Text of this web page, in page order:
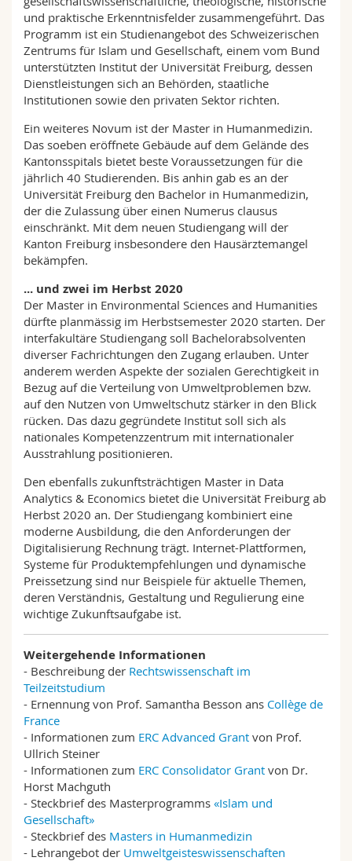
und praktische Erkenntnisfelder zusammengeführt. Das
Programm ist ein Studienangebot des Schweizerischen
Zentrums für Islam und Gesellschaft, einem vom Bund
unterstützten Institut der Universität Freiburg, dessen
Dienstleistungen sich an Behörden, staatliche
Institutionen sowie den privaten Sektor richten.
Ein weiteres Novum ist der Master in Humanmedizin.
Das soeben eröffnete Gebäude auf dem Gelände des
Kantonsspitals bietet beste Voraussetzungen für die
jährlich 40 Studierenden. Bis anhin gab es an der
Universität Freiburg den Bachelor in Humanmedizin,
der die Zulassung über einen Numerus clausus
einschränkt. Mit dem neuen Studiengang will der
Kanton Freiburg insbesondere den Hausärztemangel
bekämpfen.
... und zwei im Herbst 2020
Der Master in Environmental Sciences and Humanities
dürfte planmässig im Herbstsemester 2020 starten. Der
interfakultäre Studiengang soll Bachelorabsolventen
diverser Fachrichtungen den Zugang erlauben. Unter
anderem werden Aspekte der sozialen Gerechtigkeit in
Bezug auf die Verteilung von Umweltproblemen bzw.
auf den Nutzen von Umweltschutz stärker in den Blick
rücken. Das dazu gegründete Institut soll sich als
nationales Kompetenzzentrum mit internationaler
Ausstrahlung positionieren.
Den ebenfalls zukunftsträchtigen Master in Data
Analytics & Economics bietet die Universität Freiburg ab
Herbst 2020 an. Der Studiengang kombiniert eine
moderne Ausbildung, die den Anforderungen der
Digitalisierung Rechnung trägt. Internet-Plattformen,
Systeme für Produktempfehlungen und dynamische
Preissetzung sind nur Beispiele für aktuelle Themen,
deren Verständnis, Gestaltung und Regulierung eine
wichtige Zukunftsaufgabe ist.
Weitergehende Informationen
- Beschreibung der Rechtswissenschaft im
Teilzeitstudium
- Ernennung von Prof. Samantha Besson ans Collège de
France
- Informationen zum ERC Advanced Grant von Prof.
Ullrich Steiner
- Informationen zum ERC Consolidator Grant von Dr.
Horst Machguth
- Steckbrief des Masterprogramms «Islam und
Gesellschaft»
- Steckbrief des Masters in Humanmedizin
- Lehrangebot der Umweltgeisteswissenschaften